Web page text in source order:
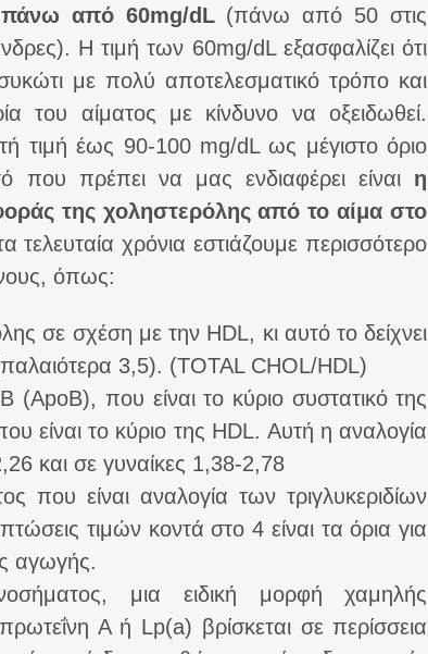
πάνω από 60mg/dL(πάνω από 50 στις
Η τιμή των 60mg/dL εξασφαλίζει ότι
με πολύ αποτελεσματικό τρόπο και
του αίματος με κίνδυνο να οξειδωθεί.
τιμή έως 90-100 mg/dL ως μέγιστο όριο
που πρέπει να μας ενδιαφέρει είναι η
της χοληστερόλης από το αίμα στο
τελευταία χρόνια εστιάζουμε περισσότερο
όπως:
σε σχέση με την HDL, κι αυτό το δείχνει
3,5). (TOTAL CHOL/HDL)
(ApoΒ), που είναι το κύριο συστατικό της
είναι το κύριο της HDL. Αυτή η αναλογία
και σε γυναίκες 1,38-2,78
που είναι αναλογία των τριγλυκεριδίων
τιμών κοντά στο 4 είναι τα όρια για
αγωγής.
μια ειδική μορφή χαμηλής
Α ή Lp(a) βρίσκεται σε περίσσεια